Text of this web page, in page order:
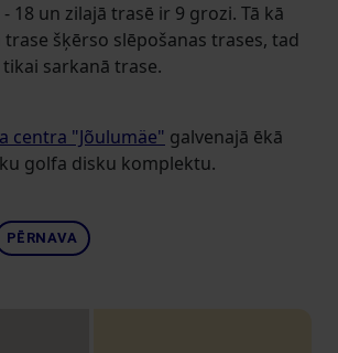
18 un zilajā trasē ir 9 grozi. Tā kā
šķērso slēpošanas trases, tad
sarkanā trase.
centra "Jõulumäe" galvenajā ēkā
golfa disku komplektu.
PĒRNAVA